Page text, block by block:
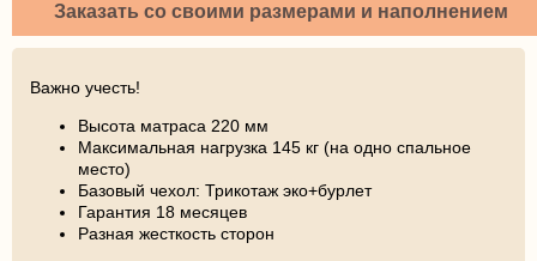
Заказать со своими размерами и наполнением
Важно учесть!
Высота матраса 220 мм
Максимальная нагрузка 145 кг (на одно спальное
место)
Базовый чехол: Трикотаж эко+бурлет
Гарантия 18 месяцев
Разная жесткость сторон